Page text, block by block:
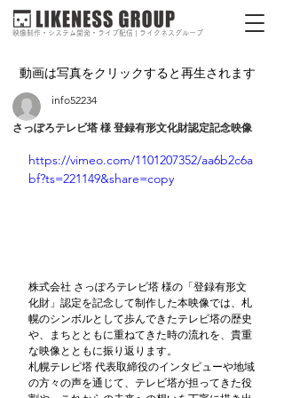
映像制作・システム開発・ライブ配信 | ライクネスグループ
動画は写真をクリックすると再生されます
さっぽろテレビ塔 様 登録有形文化財認定記念映像
info52234
https://vimeo.com/1101207352/aa6b2c6a
bf?ts=221149&share=copy
株式会社 さっぽろテレビ塔 様の「登録有形文
化財」認定を記念して制作した本映像では、札
幌のシンボルとして歩んできたテレビ塔の歴史
や、まちとともに重ねてきた時の流れを、貴重
な映像とともに振り返ります。
札幌テレビ塔 代表取締役のインタビューや地域
の方々の声を通じて、テレビ塔が担ってきた役